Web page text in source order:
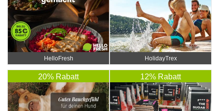
HelloFresh HolidayTrex
20% Rabatt 12% Rabatt